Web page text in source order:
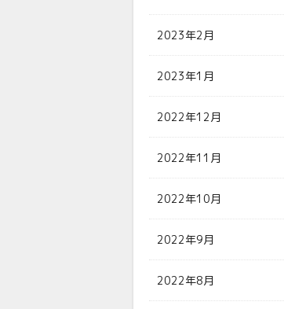
2023年2月
2023年1月
2022年12月
2022年11月
2022年10月
2022年9月
2022年8月